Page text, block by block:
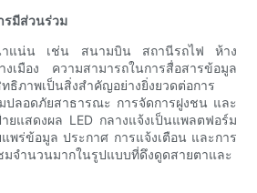
รมีส่วนร่วม
นาแน่น เช่น สนามบิน สถานีรถไฟ ห้าง
เมือง ความสามารถในการสื่อสารข้อมูล
ธิภาพเป็นสิ่งสำคัญอย่างยิ่งยวดต่อการ
ปลอดภัยสาธารณะ การจัดการฝูงชน และ
ยแสดงผล LED กลางแจ้งเป็นแพลตฟอร์ม
พร่ข้อมูล ประกาศ การแจ้งเตือน และการ
มจำนวนมากในรูปแบบที่ดึงดูดสายตาและ